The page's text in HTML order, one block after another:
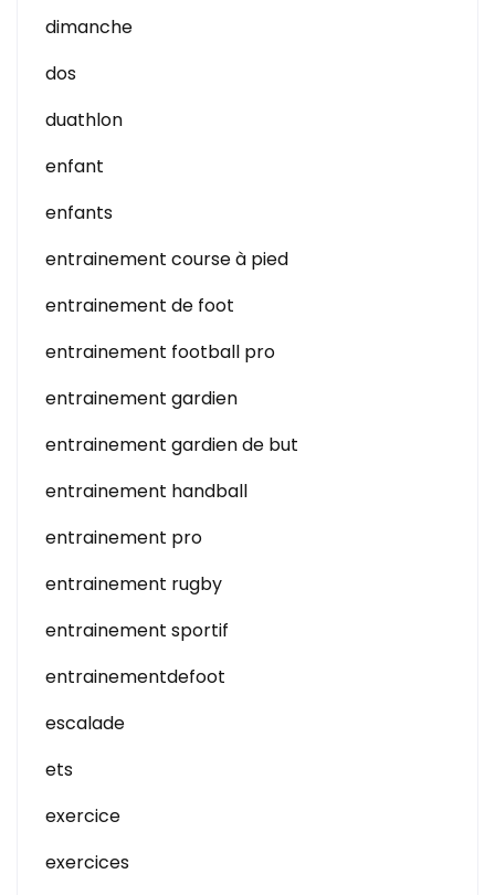
dimanche
dos
duathlon
enfant
enfants
entrainement course à pied
entrainement de foot
entrainement football pro
entrainement gardien
entrainement gardien de but
entrainement handball
entrainement pro
entrainement rugby
entrainement sportif
entrainementdefoot
escalade
ets
exercice
exercices